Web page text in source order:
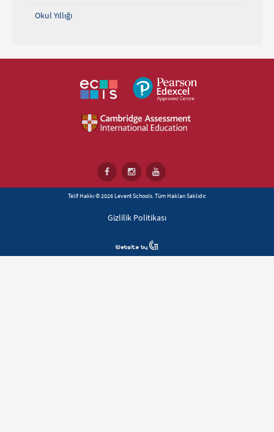
Okul Yıllığı
Telif Hakkı © 2026 Levent Schools. Tüm Hakları Saklıdır.
Gizlilik Politikası